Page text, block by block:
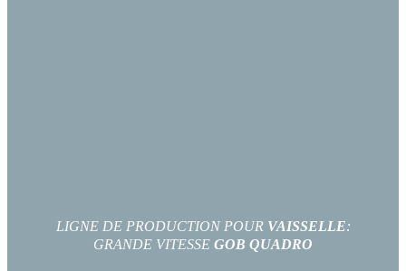
LIGNE DE PRODUCTION POUR VAISSELLE:
GRANDE VITESSE GOB QUADRO